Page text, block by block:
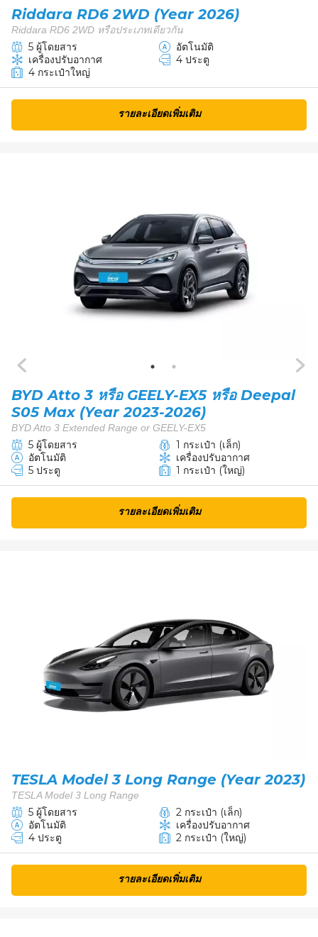
Riddara RD6 2WD (Year 2026)
Riddara RD6 2WD หรือประเภทเดียวกัน
5 ผู้โดยสาร
อัตโนมัติ
เครื่องปรับอากาศ
4 ประตู
4 กระเป๋าใหญ่
รายละเอียดเพิ่มเติม
BYD Atto 3 หรือ GEELY-EX5 หรือ Deepal
S05 Max (Year 2023-2026)
BYD Atto 3 Extended Range or GEELY-EX5
5 ผู้โดยสาร
1 กระเป๋า (เล็ก)
อัตโนมัติ
เครื่องปรับอากาศ
5 ประตู
1 กระเป๋า (ใหญ่)
รายละเอียดเพิ่มเติม
TESLA Model 3 Long Range (Year 2023)
TESLA Model 3 Long Range
5 ผู้โดยสาร
2 กระเป๋า (เล็ก)
อัตโนมัติ
เครื่องปรับอากาศ
4 ประตู
2 กระเป๋า (ใหญ่)
รายละเอียดเพิ่มเติม